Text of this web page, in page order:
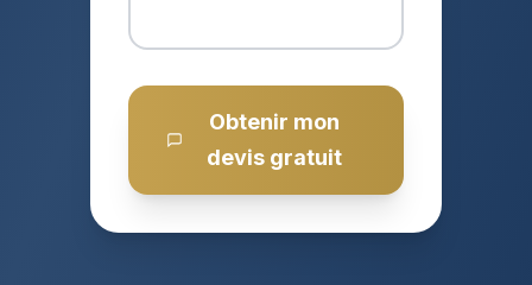
Obtenir mon
devis gratuit